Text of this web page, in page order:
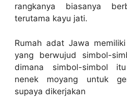
rangkanya biasanya
terutama kayu jati.
Rumah adat Jawa
yang berwujud simbol-
dimana simbol-simbol
nenek moyang untuk
supaya dikerjakan